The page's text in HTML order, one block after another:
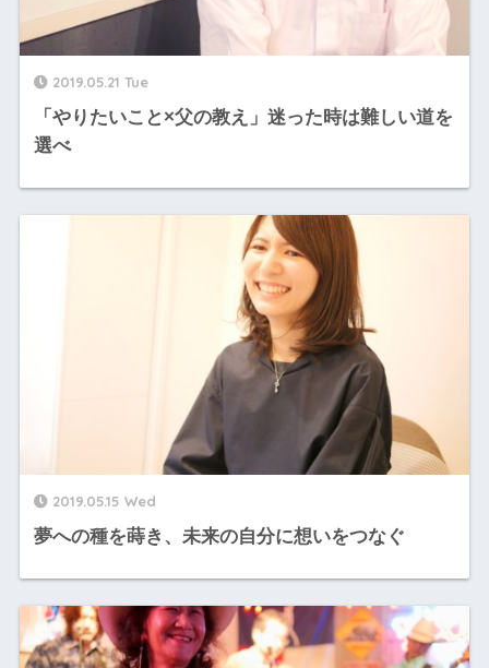
2019.05.21 Tue
「やりたいこと×父の教え」迷った時は難しい道を
選べ
2019.05.15 Wed
夢への種を蒔き、未来の自分に想いをつなぐ